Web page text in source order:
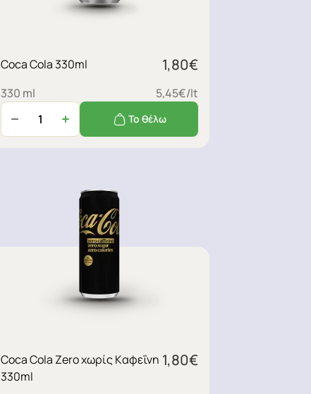
Coca Cola 330ml 1,80€
330 ml 5,45€/lt
Το θέλω
Coca Cola Zero χωρίς Kαφεΐνη
330ml
1,80€